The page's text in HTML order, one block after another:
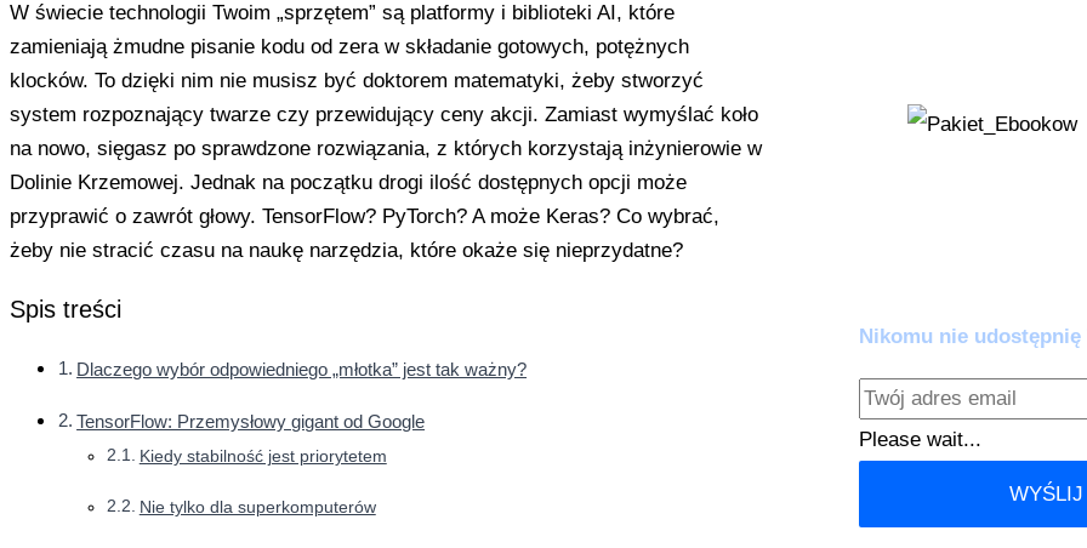
W świecie technologii Twoim „sprzętem” są platformy i biblioteki AI, które
zamieniają żmudne pisanie kodu od zera w składanie gotowych, potężnych
klocków. To dzięki nim nie musisz być doktorem matematyki, żeby stworzyć
system rozpoznający twarze czy przewidujący ceny akcji. Zamiast wymyślać koło
na nowo, sięgasz po sprawdzone rozwiązania, z których korzystają inżynierowie w
Dolinie Krzemowej. Jednak na początku drogi ilość dostępnych opcji może
przyprawić o zawrót głowy. TensorFlow? PyTorch? A może Keras? Co wybrać,
żeby nie stracić czasu na naukę narzędzia, które okaże się nieprzydatne?
Spis treści
Dlaczego wybór odpowiedniego „młotka” jest tak ważny?
TensorFlow: Przemysłowy gigant od Google
Kiedy stabilność jest priorytetem
Nie tylko dla superkomputerów
Nikomu nie
Please wait...